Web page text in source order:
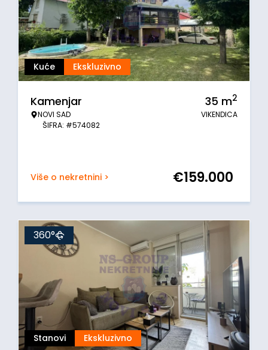
Kuće Ekskluzivno
Kamenjar
NOVI SAD
ŠIFRA: #574082
35 m2
VIKENDICA
Više o nekretnini > €159.000
Stanovi Ekskluzivno
360°